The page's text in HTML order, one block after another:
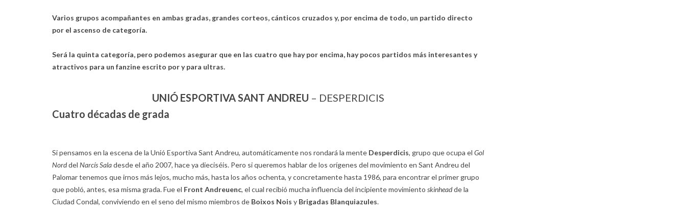
Varios grupos acompañantes en ambas gradas, grandes corteos, cánticos cruzados y, por encima de todo, un partido directo
por el ascenso de categoría.
Será la quinta categoría, pero podemos asegurar que en las cuatro que hay por encima, hay pocos partidos más interesantes y
atractivos para un fanzine escrito por y para ultras.
UNIÓ ESPORTIVA SANT ANDREU – DESPERDICIS
Cuatro décadas de grada
Si pensamos en la escena de la Unió Esportiva Sant Andreu, automáticamente nos rondará la mente Desperdicis, grupo que ocupa el Gol
Norddel Narcís Saladesde el año 2007, hace ya dieciséis. Pero si queremos hablar de los orígenes del movimiento en Sant Andreu del
Palomar tenemos que irnos más lejos, mucho más, hasta los años ochenta, y concretamente hasta 1986, para encontrar el primer grupo
que pobló, antes, esa misma grada. Fue el Front Andreuenc, el cual recibió mucha influencia del incipiente movimiento skinheadde la
Ciudad Condal, conviviendo en el seno del mismo miembros de Boixos Nois y Brigadas Blanquiazules.